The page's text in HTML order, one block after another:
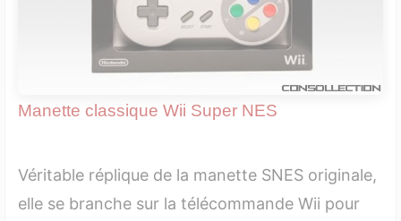
Manette classique Wii Super NES
Véritable réplique de la manette SNES originale,
elle se branche sur la télécommande Wii pour